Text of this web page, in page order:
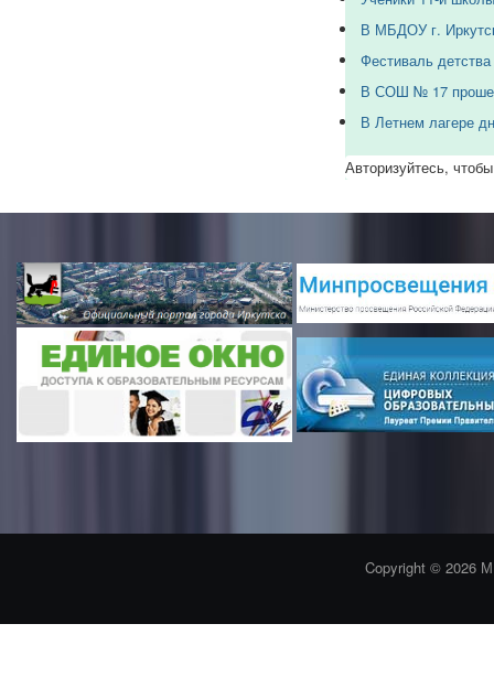
В МБДОУ г.
Фестиваль
В СОШ № 17 прошел
В Летнем лагере
Авторизуйтесь,
Copyright © 2026